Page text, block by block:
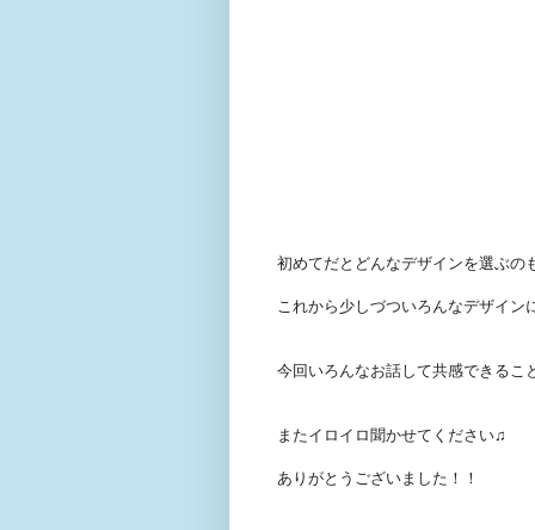
初めてだとどんなデザインを選ぶの
これから少しづついろんなデザイ
今回いろんなお話して共感できるこ
またイロイロ聞かせてください♫
ありがとうございました！！